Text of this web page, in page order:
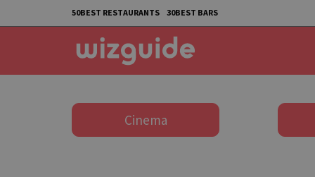
50BEST RESTAURANTS 30BEST BARS
Cinema